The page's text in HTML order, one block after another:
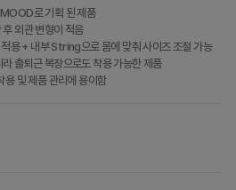
로 기획 된 제품
외관 변형이 적음
용 + 내부 String으로 몸에 맞춰 사이즈 조절 가능
출퇴근 복장으로도 착용 가능한 제품
용 및 제품 관리에 용이함